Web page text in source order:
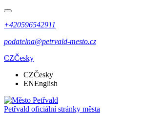
+420596542911
podatelna@petrvald-mesto.cz
CZČesky
CZČesky
ENEnglish
Petřvald oficiální stránky města